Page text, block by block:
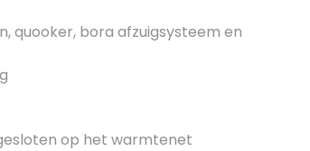
quooker, bora afzuigsysteem en
op het warmtenet